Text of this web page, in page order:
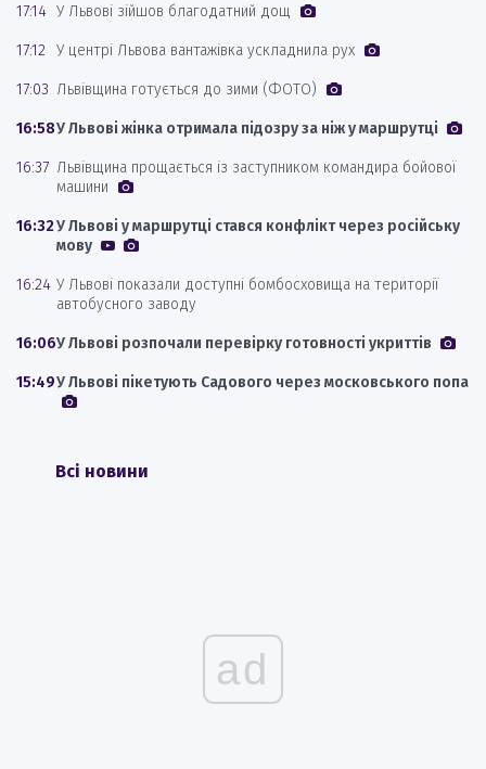
17:14 У Львові зійшов благодатний дощ
17:12 У центрі Львова вантажівка ускладнила рух
17:03 Львівщина готується до зими (ФОТО)
16:58У Львові жінка отримала підозру за ніж у маршрутці
16:37 Львівщина прощається із заступником командира бойової
машини
16:32У Львові у маршрутці стався конфлікт через російську
мову
16:24 У Львові показали доступні бомбосховища на території
автобусного заводу
16:06У Львові розпочали перевірку готовності укриттів
15:49У Львові пікетують Садового через московського попа
Всі новини
ad